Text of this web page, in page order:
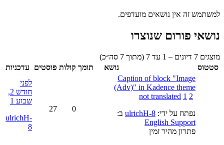
למשתמש זה אין נושאים מועדפים.
נושאי פורום שנוצרו
מוצגים 7 דיונים – 1 עד 7 (מתוך 7 סה״כ)
סטטוס
נושא תומך קולות פוסטים
עדכניות
Caption of block "Image
(Adv)" in Kadence theme
not translated 1 2
נפתח על ידי: ulrichH-8 ב:
English Support
פתרון מהיר זמין
0
27
לפני
חודש 2,
שבוע 1
ulrichH-
8